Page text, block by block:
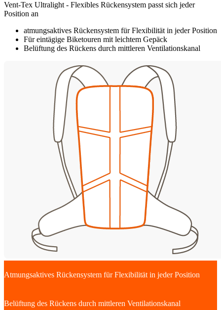
Vent-Tex Ultralight - Flexibles Rückensystem passt sich jeder
Position an
atmungsaktives Rückensystem für Flexibilität in jeder Position
Für eintägige Biketouren mit leichtem Gepäck
Belüftung des Rückens durch mittleren Ventilationskanal
Atmungsaktives Rückensystem für Flexibilität in jeder Position
Belüftung des Rückens durch mittleren Ventilationskanal